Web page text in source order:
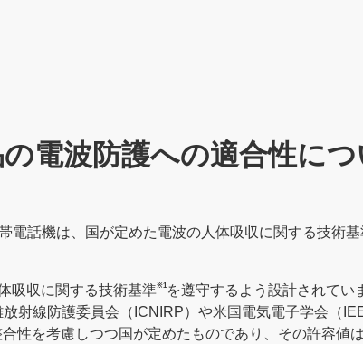
電波防護への適合性につ
電話機は、国が定めた電波の人体吸収に関する技術基
吸収に関する技術基準※1を遵守するよう設計されてい
射線防護委員会（ICNIRP）や米国電気電子学会（
性を考慮しつつ国が定めたものであり、その許容値